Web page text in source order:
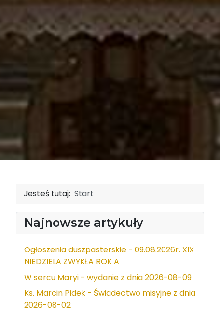
Jesteś tutaj: Start
Najnowsze artykuły
Ogłoszenia duszpasterskie - 09.08.2026r. XIX
NIEDZIELA ZWYKŁA ROK A
W sercu Maryi - wydanie z dnia 2026-08-09
Ks. Marcin Pidek - Świadectwo misyjne z dnia
2026-08-02